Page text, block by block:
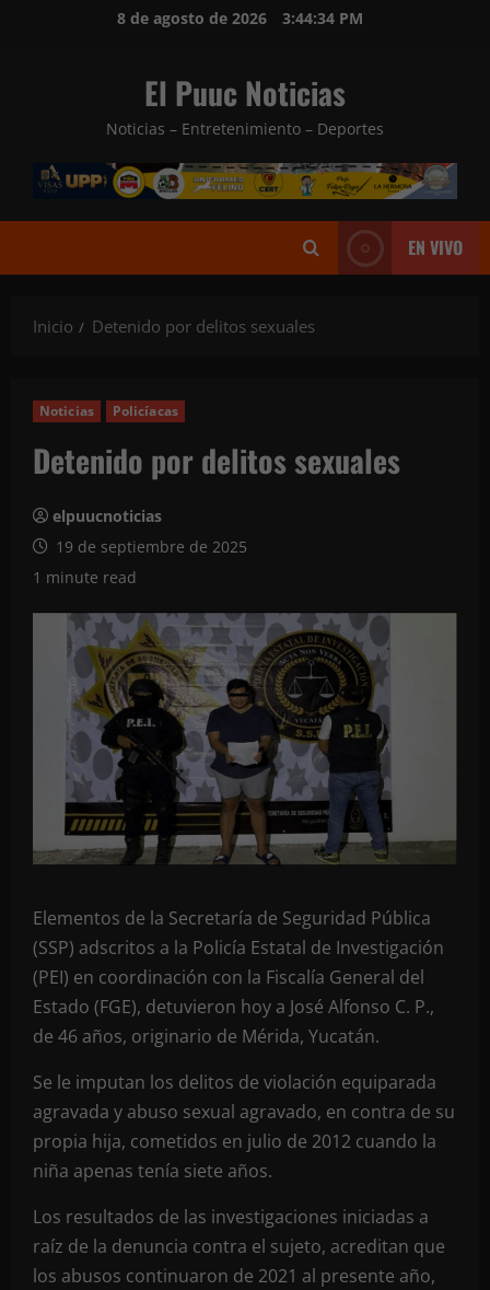
8 de agosto de 2026 3:44:36 PM
El Puuc Noticias
Noticias – Entretenimiento – Deportes
EN VIVO
Inicio Detenido por delitos sexuales
Noticias Policíacas
Detenido por delitos sexuales
elpuucnoticias
19 de septiembre de 2025
1 minute read
Elementos de la Secretaría de Seguridad Pública
(SSP) adscritos a la Policía Estatal de Investigación
(PEI) en coordinación con la Fiscalía General del
Estado (FGE), detuvieron hoy a José Alfonso C. P.,
de 46 años, originario de Mérida, Yucatán.
Se le imputan los delitos de violación equiparada
agravada y abuso sexual agravado, en contra de su
propia hija, cometidos en julio de 2012 cuando la
niña apenas tenía siete años.
Los resultados de las investigaciones iniciadas a
raíz de la denuncia contra el sujeto, acreditan que
los abusos continuaron de 2021 al presente año,